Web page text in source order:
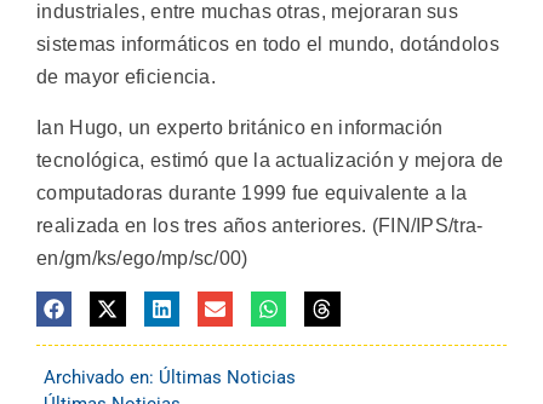
industriales, entre muchas otras, mejoraran sus
sistemas informáticos en todo el mundo, dotándolos
de mayor eficiencia.
Ian Hugo, un experto británico en información
tecnológica, estimó que la actualización y mejora de
computadoras durante 1999 fue equivalente a la
realizada en los tres años anteriores. (FIN/IPS/tra-
en/gm/ks/ego/mp/sc/00)
Archivado en: Últimas Noticias